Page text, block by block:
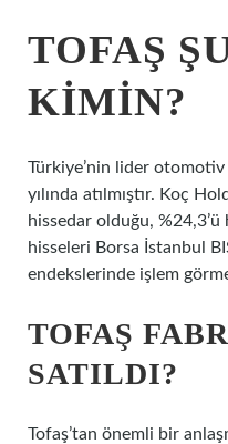
TOFAŞ
KIMIN?
Türkiye’nin lider otomotiv
yılında atılmıştır. Koç
hissedar olduğu, %24,3’ü
hisseleri Borsa İstanbul
endekslerinde işlem
TOFAŞ
SATILDI?
Tofaş’tan önemli bir